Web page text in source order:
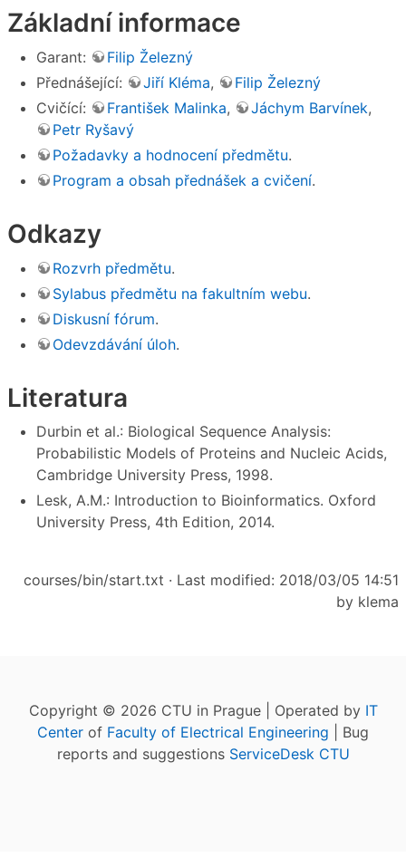
Základní informace
Garant:
Filip Železný
Přednášející:
Jiří Kléma,
Filip Železný
Cvičící:
František Malinka, Jáchym Barvínek,
Petr Ryšavý
Požadavky a hodnocení předmětu.
Program a obsah přednášek a cvičení.
Odkazy
Rozvrh předmětu.
Sylabus předmětu na fakultním webu.
Diskusní fórum.
Odevzdávání úloh.
Literatura
Durbin et al.: Biological Sequence Analysis:
Probabilistic Models of Proteins and Nucleic Acids,
Cambridge University Press, 1998.
Lesk, A.M.: Introduction to Bioinformatics. Oxford
University Press, 4th Edition, 2014.
courses/bin/start.txt · Last modified: 2018/03/05 14:51
by klema
Copyright © 2026 CTU in Prague | Operated by IT
Center of Faculty of Electrical Engineering | Bug
reports and suggestions ServiceDesk CTU